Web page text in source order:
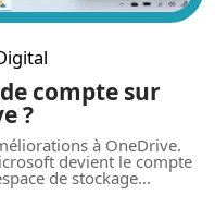
compte sur
?
à OneDrive.
devient le compte
de stockage…